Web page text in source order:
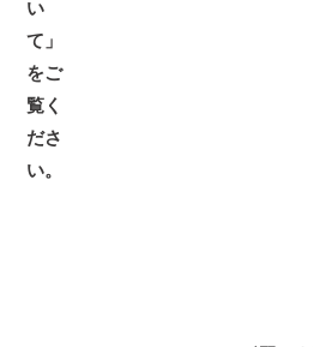
い
て」
をご
覧く
ださ
い。